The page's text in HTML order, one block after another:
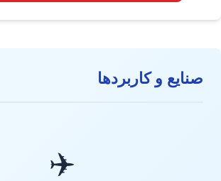
صنایع و کاربردها
✈️